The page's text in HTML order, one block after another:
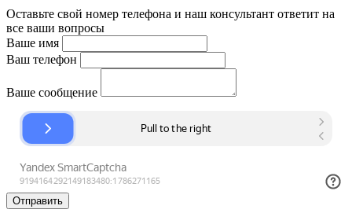
Оставьте свой номер телефона и наш консультант ответит на
все ваши вопросы
Ваше имя
Ваш телефон
Ваше сообщение
Отправить